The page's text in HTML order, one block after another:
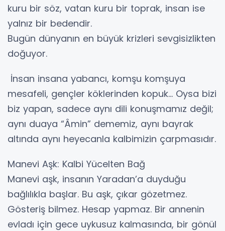
kuru bir söz, vatan kuru bir toprak, insan ise
yalnız bir bedendir.
Bugün dünyanın en büyük krizleri sevgisizlikten
doğuyor.
İnsan insana yabancı, komşu komşuya
mesafeli, gençler köklerinden kopuk… Oysa bizi
biz yapan, sadece aynı dili konuşmamız değil;
aynı duaya “Âmin” dememiz, aynı bayrak
altında aynı heyecanla kalbimizin çarpmasıdır.
Manevi Aşk: Kalbi Yücelten Bağ
Manevi aşk, insanın Yaradan’a duyduğu
bağlılıkla başlar. Bu aşk, çıkar gözetmez.
Gösteriş bilmez. Hesap yapmaz. Bir annenin
evladı için gece uykusuz kalmasında, bir gönül